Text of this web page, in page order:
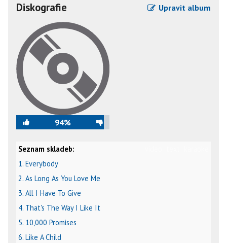
Diskografie Upravit album
94%
Seznam skladeb:
1. Everybody
2. As Long As You Love Me
3. All I Have To Give
4. That's The Way I Like It
5. 10,000 Promises
6. Like A Child